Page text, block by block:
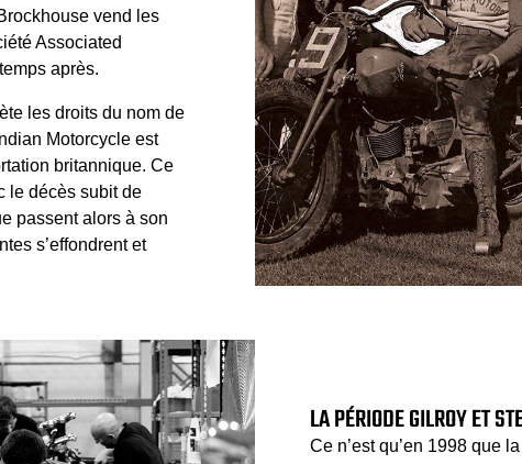
vend les
Associated
après.
les droits du nom de
Motorcycle est
britannique. Ce
le décès subit de
passent alors à son
s’effondrent et
LA PÉRIODE GILROY ET
Ce n’est qu’en 1998 que